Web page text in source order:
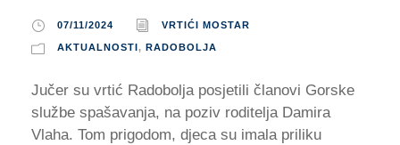
07/11/2024 VRTIĆI MOSTAR
AKTUALNOSTI , RADOBOLJA
Jučer su vrtić Radobolja posjetili članovi Gorske
službe spašavanja, na poziv roditelja Damira
Vlaha. Tom prigodom, djeca su imala priliku